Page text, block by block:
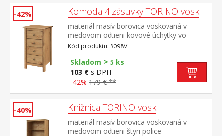
-42% Komoda 4 zásuvky TORINO vosk
materiál masív borovica voskovaná v
medovom odtieni kovové úchytky vo
farebnom prevedení černená mosadz 4
zásuvky s kovovými pojazdmi
Kód produktu: 8098V
Skladom > 5 ks
103 € s DPH
-42% 179 € **
-40% Knižnica TORINO vosk
materiál masív borovica voskovaná v
medovom odtieni štyri police